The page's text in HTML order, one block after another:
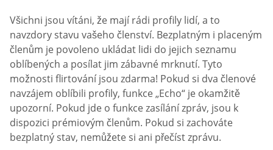
Všichni jsou vítáni, že mají rádi profily lidí, a to
navzdory stavu vašeho členství. Bezplatným i placeným
členům je povoleno ukládat lidi do jejich seznamu
oblíbených a posílat jim zábavné mrknutí. Tyto
možnosti flirtování jsou zdarma! Pokud si dva členové
navzájem oblíbili profily, funkce „Echo“ je okamžitě
upozorní. Pokud jde o funkce zasílání zpráv, jsou k
dispozici prémiovým členům. Pokud si zachováte
bezplatný stav, nemůžete si ani přečíst zprávu.